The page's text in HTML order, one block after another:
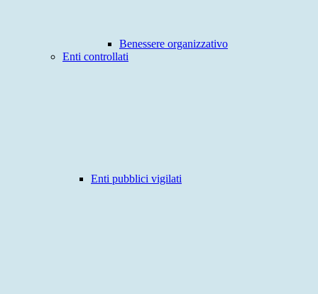
Benessere organizzativo
Enti controllati
Enti pubblici vigilati